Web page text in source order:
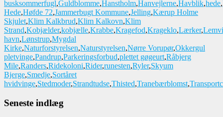
busksommerfugl,Guldblomme,Hanstholm,Hanvejlerne,Havblik,hede,
Hede,Høfde 72,Jammerbugt Kommune,Jelling,Kærup Holme
Skjulet,Klim Kalkbrud,Klim Kalkovn,Klim
Strand,Kobjælder,kobjælle,Krabbe,Kragefod,Krageklo,Lærker,
havn,Lønstrup,Mygdal
Kirke,Naturforstyrelsen,Naturstyrelsen,Nørre Vorupør,Okkergul
pletvinge,Pandrup,Parkeringsforbud,plettet gøgeurt,Råbjerg
Mile,Randers,Ridekoloni,Rider,runesten,Ryler,Skyum
Bjerge,Smedje,Sortåret
hvidvinge,Stedmoder,Strandtudse,Thisted,Tranebærblomst,
Seneste indlæg